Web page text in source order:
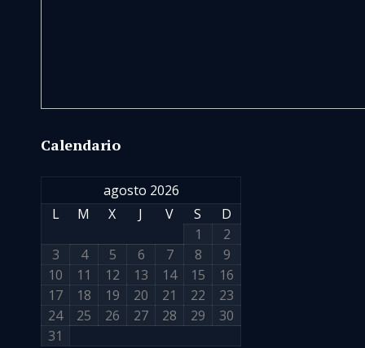
Calendario
agosto 2026
L
M X J V S
D
1
2
3
4 5 6 7 8
9
10
11 12 13 14 15
16
17
18 19 20 21 22
23
24
25 26 27 28 29
30
31